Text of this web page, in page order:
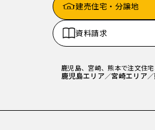
建売住宅・分譲地
資料請求
鹿児島、宮崎、熊本で注文住
鹿児島エリア／宮崎エリア／